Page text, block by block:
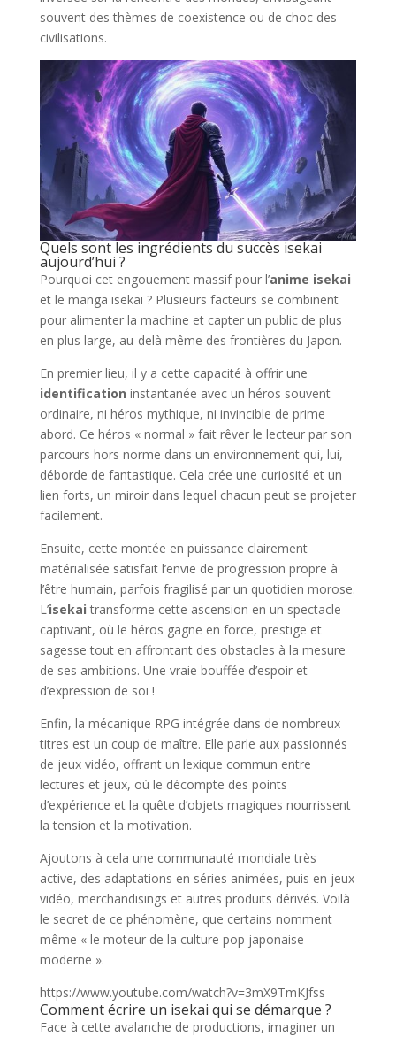
souvent des thèmes de coexistence ou de choc des
civilisations.
Quels sont les ingrédients du succès isekai
aujourd’hui ?
Pourquoi cet engouement massif pour l’anime isekai
et le manga isekai ? Plusieurs facteurs se combinent
pour alimenter la machine et capter un public de plus
en plus large, au-delà même des frontières du Japon.
En premier lieu, il y a cette capacité à offrir une
identification instantanée avec un héros souvent
ordinaire, ni héros mythique, ni invincible de prime
abord. Ce héros « normal » fait rêver le lecteur par son
parcours hors norme dans un environnement qui, lui,
déborde de fantastique. Cela crée une curiosité et un
lien forts, un miroir dans lequel chacun peut se projeter
facilement.
Ensuite, cette montée en puissance clairement
matérialisée satisfait l’envie de progression propre à
l’être humain, parfois fragilisé par un quotidien morose.
L’isekai transforme cette ascension en un spectacle
captivant, où le héros gagne en force, prestige et
sagesse tout en affrontant des obstacles à la mesure
de ses ambitions. Une vraie bouffée d’espoir et
d’expression de soi !
Enfin, la mécanique RPG intégrée dans de nombreux
titres est un coup de maître. Elle parle aux passionnés
de jeux vidéo, offrant un lexique commun entre
lectures et jeux, où le décompte des points
d’expérience et la quête d’objets magiques nourrissent
la tension et la motivation.
Ajoutons à cela une communauté mondiale très
active, des adaptations en séries animées, puis en jeux
vidéo, merchandisings et autres produits dérivés. Voilà
le secret de ce phénomène, que certains nomment
même « le moteur de la culture pop japonaise
moderne ».
https://www.youtube.com/watch?v=3mX9TmKJfss
Comment écrire un isekai qui se démarque ?
Face à cette avalanche de productions, imaginer un